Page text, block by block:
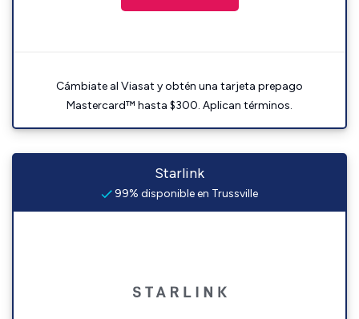
Cámbiate al Viasat y obtén una tarjeta prepago
Mastercard™ hasta $300. Aplican términos.
Starlink
99% disponible en Trussville